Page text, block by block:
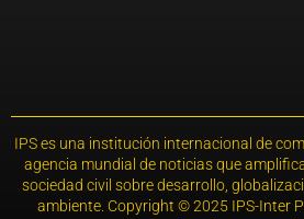
IPS es una institución internacional de
agencia mundial de noticias que
sociedad civil sobre desarrollo,
ambiente. Copyright © 2025 IPS-Inter